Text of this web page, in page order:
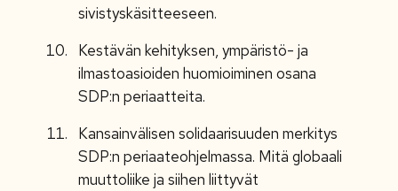
sivistyskäsitteeseen.
Kestävän kehityksen, ympäristö- ja
ilmastoasioiden huomioiminen osana
SDP:n periaatteita.
Kansainvälisen solidaarisuuden merkitys
SDP:n periaateohjelmassa. Mitä globaali
muuttoliike ja siihen liittyvät